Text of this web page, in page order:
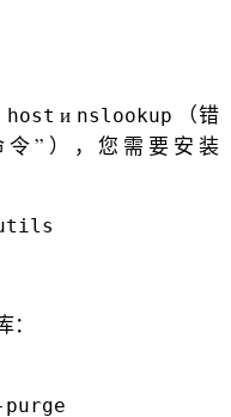
host и nslookup
（错
令”），您需要安装